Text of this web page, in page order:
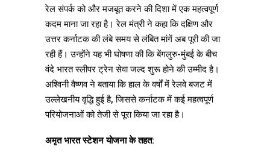
रेल संपर्क को और मजबूत करने की दिशा में एक महत्वपूर्ण
कदम माना जा रहा है। रेल मंत्री ने कहा कि दक्षिण और
उत्तर कर्नाटक की लंबे समय से लंबित मांगें अब पूरी की जा
रही हैं। उन्होंने यह भी घोषणा की कि बेंगलुरु-मुंबई के बीच
वंदे भारत स्लीपर ट्रेन सेवा जल्द शुरू होने की उम्मीद है।
अश्विनी वैष्णव ने बताया कि हाल के वर्षों में रेलवे बजट में
उल्लेखनीय वृद्धि हुई है, जिससे कर्नाटक में कई महत्वपूर्ण
परियोजनाओं को तेजी से पूरा किया जा रहा है।
अमृत भारत स्टेशन योजना के तहत: